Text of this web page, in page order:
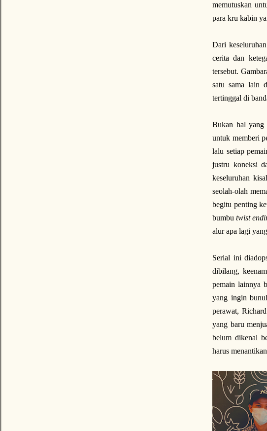
memutuskan
para kru kabin
Dari
cerita dan
tersebut.
satu sama lain
tertinggal di
Bukan hal yang
untuk memberi
lalu setiap
justru koneksi
keseluruhan
seolah-olah
begitu penting
bumbutwist
alur apa lagi
Serial ini
dibilang,
pemain lainnya
yang ingin
perawat,
yang baru
belum dikenal
harus